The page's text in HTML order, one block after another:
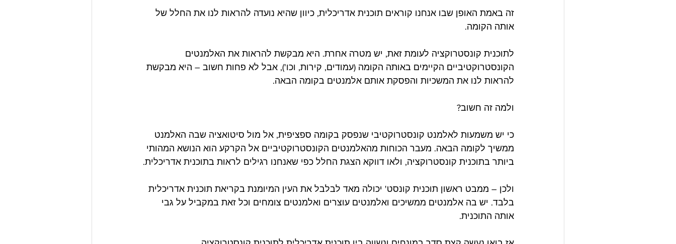
זה באמת האופן שבו אנחנו קוראים תוכנית אדריכלית, כיוון שהיא נועדה להראות לנו את החלל של
אותה הקומה.
לתוכנית קונסטרוקציה לעומת זאת, יש מטרה אחרת. היא מבקשת להראות את האלמנטים
הקונסטרוקטיביים הקיימים באותה הקומה (עמודים, קירות, וכו'), אבל לא פחות חשוב – היא מבקשת
להראות לנו את המשכיות והפסקת אותם אלמנטים בקומה הבאה.
ולמה זה חשוב?
כי יש משמעות לאלמנט קונסטרוקטיבי שנפסק בקומה ספציפית, אל מול סיטואציה שבה האלמנט
ממשיך לקומה הבאה. מעבר הכוחות מהאלמנטים הקונסטרוקטיביים אל הקרקע הוא הנושא המהותי
ביותר בתוכנית קונסטרוקציה, ולאו דווקא הצגת החלל כפי שאנחנו רגילים לראות בתוכנית אדריכלית.
ולכן – ממבט ראשון תוכנית קונסט' יכולה מאד לבלבל את העין המיומנת בקריאת תוכנית אדריכלית
בלבד. יש בה אלמנטים ממשיכים ואלמנטים עוצרים ואלמנטים צומחים וכל זאת במקביל על גבי
אותה התוכנית.